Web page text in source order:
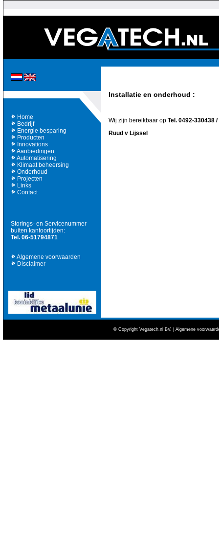
Home
Bedrijf
Energie besparing
Producten
Innovations
Aanbiedingen
Automatisering
Klimaat beheersing
Onderhoud
Projecten
Links
Contact
Storings- en Servicenummer
buiten kantoortijden:
Tel. 06-51794871
Algemene voorwaarden
Disclaimer
Installatie en onderhoud :
Wij zijn bereikbaar op Tel. 0492-330438
Ruud v Lijssel
© Copyright Vegatech.nl BV. | Algemene